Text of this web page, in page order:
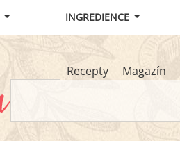
INGREDIENCE
Recepty Magazín